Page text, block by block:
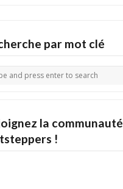
par mot clé
la communauté
!